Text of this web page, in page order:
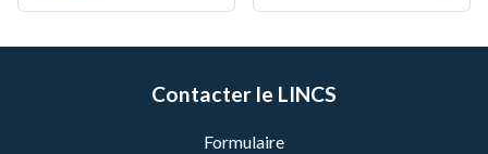
Contacter le LINCS
Formulaire